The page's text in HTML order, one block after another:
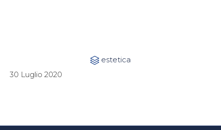
 Category
estetica
30 Luglio 2020